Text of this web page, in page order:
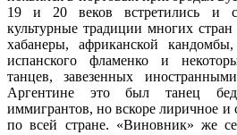
19 и 20 веков встретились и
культурные традиции многих
хабанеры, африканской
испанского фламенко и
танцев, завезенных
Аргентине это был танец
иммигрантов, но вскоре лиричное и
по всей стране. «Виновник» же